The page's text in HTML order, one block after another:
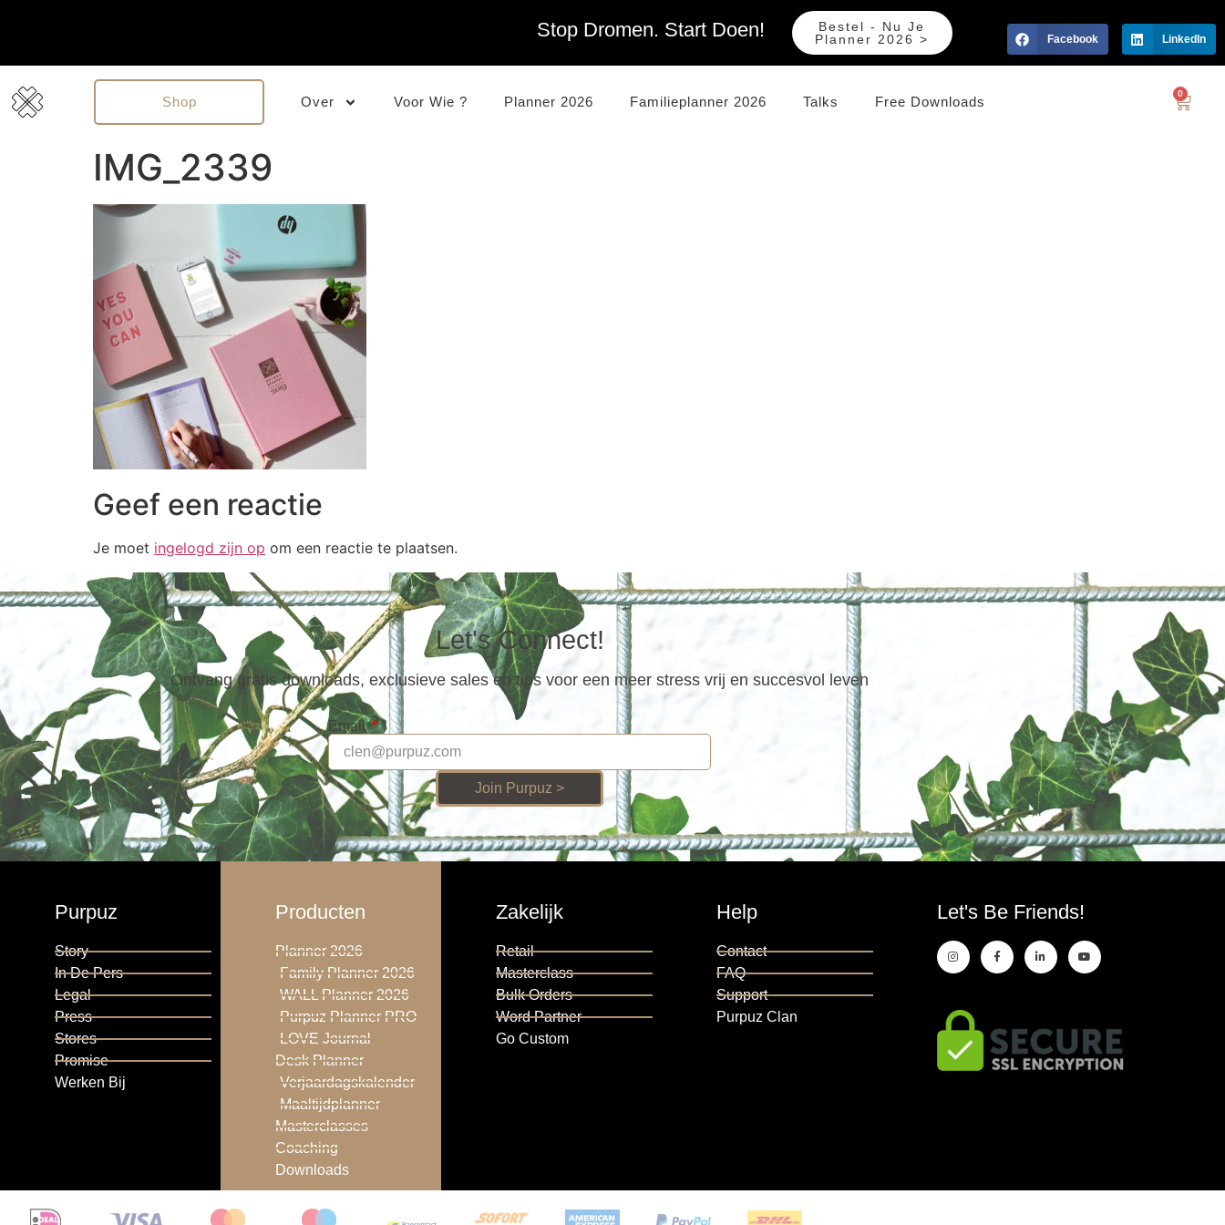
Stop Dromen. Start Doen!
Bestel - Nu Je
Planner 2026 >
Facebook LinkedIn
Shop Over Voor Wie ? Planner 2026 Familieplanner 2026 Talks Free Downloads
0
IMG_2339
Geef een reactie
Je moet ingelogd zijn op om een reactie te plaatsen.
Let's Connect!
Ontvang gratis downloads, exclusieve sales en tips voor een meer stress vrij en succesvol leven
Email
Join Purpuz >
Purpuz
Story
In De Pers
Legal
Press
Stores
Promise
Werken Bij
Producten
Planner 2026
Family Planner 2026
WALL Planner 2026
Purpuz Planner PRO
LOVE Journal
Desk Planner
Verjaardagskalender
Maaltijdplanner
Masterclasses
Coaching
Downloads
Zakelijk
Retail
Masterclass
Bulk Orders
Word Partner
Go Custom
Help
Contact
FAQ
Support
Purpuz Clan
Let's Be Friends!